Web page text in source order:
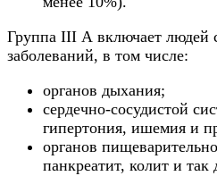
Группа III А включает людей
заболеваний, в том числе:
органов дыхания;
сердечно-сосудистой
гипертония, ишемия и
органов
панкреатит, колит и так